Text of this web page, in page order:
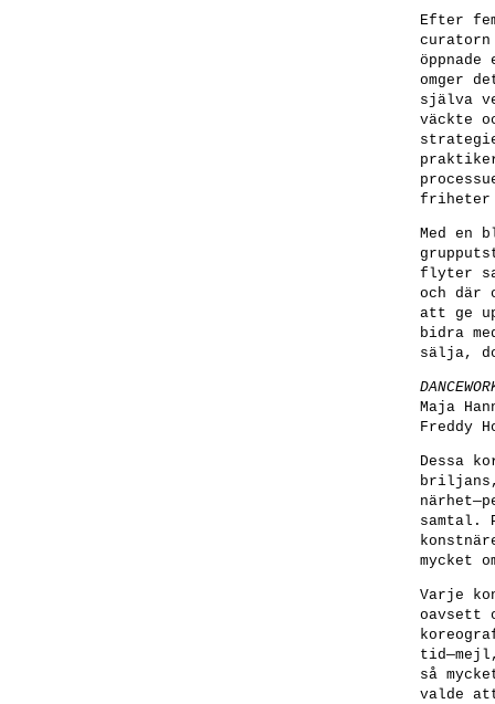
Efter
omger
själva
väckte
friheter
Med en
flyter
och där
att ge
bidra
sälja,
Maja
Freddy
Dessa
samtal.
mycket
Varje
oavsett
så
valde